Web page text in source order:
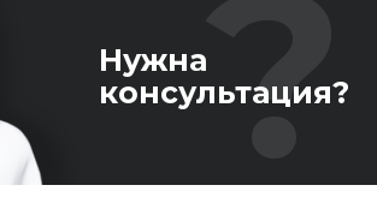
Нужна
консультация?